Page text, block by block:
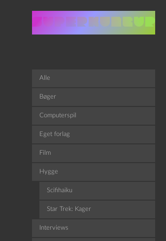
Alle
Bøger
Computerspil
Eget forlag
Film
Hygge
Scifihaiku
Star Trek: Kager
Interviews